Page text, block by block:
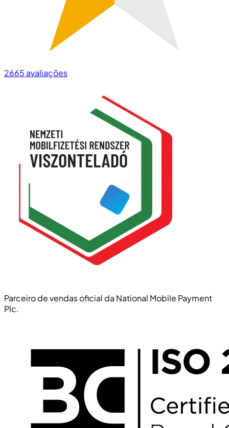
2665 avaliações
Parceiro de vendas oficial da National Mobile Payment
Plc.